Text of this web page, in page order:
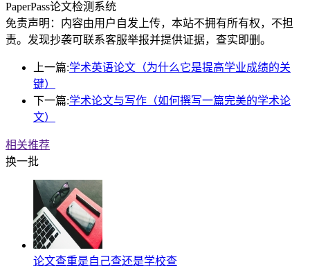
PaperPass论文检测系统
免责声明：内容由用户自发上传，本站不拥有所有权，不担
责。发现抄袭可联系客服举报并提供证据，查实即删。
上一篇:学术英语论文（为什么它是提高学业成绩的关
键）
下一篇:学术论文与写作（如何撰写一篇完美的学术论
文）
相关推荐
换一批
论文查重是自己查还是学校查